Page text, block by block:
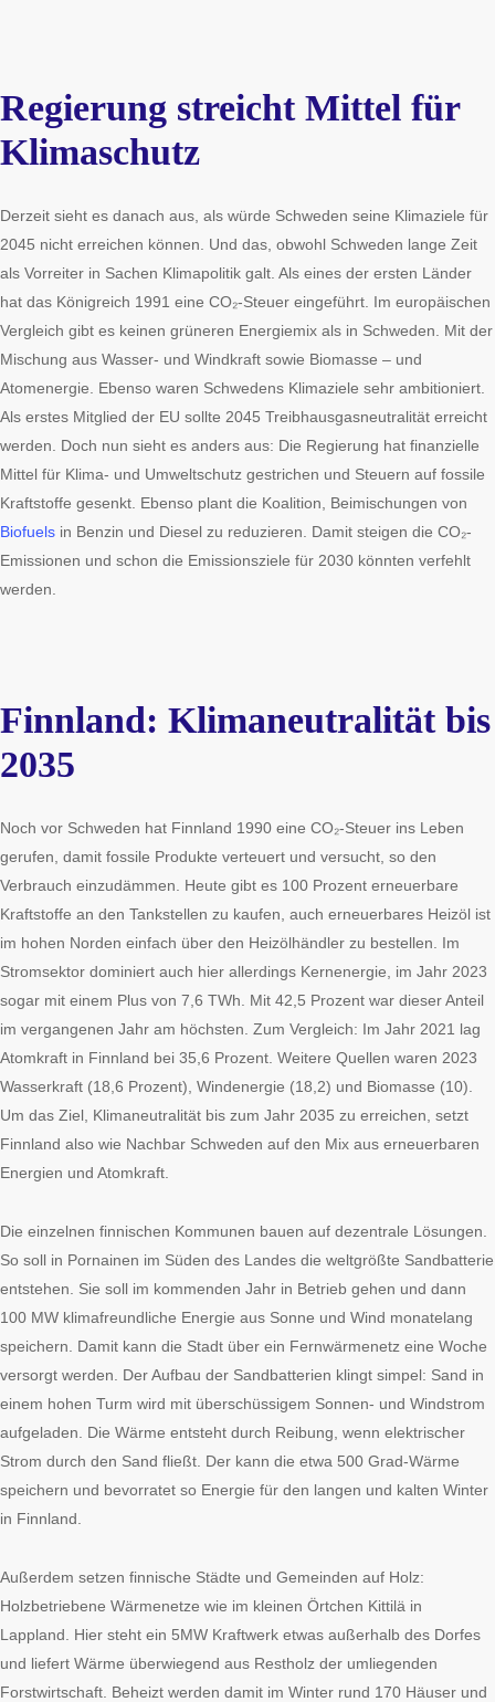
Regierung streicht Mittel für
Klimaschutz
Derzeit sieht es danach aus, als würde Schweden seine Klimaziele für
2045 nicht erreichen können. Und das, obwohl Schweden lange Zeit
als Vorreiter in Sachen Klimapolitik galt. Als eines der ersten Länder
hat das Königreich 1991 eine CO₂-Steuer eingeführt. Im europäischen
Vergleich gibt es keinen grüneren Energiemix als in Schweden. Mit der
Mischung aus Wasser- und Windkraft sowie Biomasse – und
Atomenergie. Ebenso waren Schwedens Klimaziele sehr ambitioniert.
Als erstes Mitglied der EU sollte 2045 Treibhausgasneutralität erreicht
werden. Doch nun sieht es anders aus: Die Regierung hat finanzielle
Mittel für Klima- und Umweltschutz gestrichen und Steuern auf fossile
Kraftstoffe gesenkt. Ebenso plant die Koalition, Beimischungen von
Biofuels in Benzin und Diesel zu reduzieren. Damit steigen die CO₂-
Emissionen und schon die Emissionsziele für 2030 könnten verfehlt
werden.
Finnland: Klimaneutralität bis
2035
Noch vor Schweden hat Finnland 1990 eine CO₂-Steuer ins Leben
gerufen, damit fossile Produkte verteuert und versucht, so den
Verbrauch einzudämmen. Heute gibt es 100 Prozent erneuerbare
Kraftstoffe an den Tankstellen zu kaufen, auch erneuerbares Heizöl ist
im hohen Norden einfach über den Heizölhändler zu bestellen. Im
Stromsektor dominiert auch hier allerdings Kernenergie, im Jahr 2023
sogar mit einem Plus von 7,6 TWh. Mit 42,5 Prozent war dieser Anteil
im vergangenen Jahr am höchsten. Zum Vergleich: Im Jahr 2021 lag
Atomkraft in Finnland bei 35,6 Prozent. Weitere Quellen waren 2023
Wasserkraft (18,6 Prozent), Windenergie (18,2) und Biomasse (10).
Um das Ziel, Klimaneutralität bis zum Jahr 2035 zu erreichen, setzt
Finnland also wie Nachbar Schweden auf den Mix aus erneuerbaren
Energien und Atomkraft.
Die einzelnen finnischen Kommunen bauen auf dezentrale Lösungen.
So soll in Pornainen im Süden des Landes die weltgrößte Sandbatterie
entstehen. Sie soll im kommenden Jahr in Betrieb gehen und dann
100 MW klimafreundliche Energie aus Sonne und Wind monatelang
speichern. Damit kann die Stadt über ein Fernwärmenetz eine Woche
versorgt werden. Der Aufbau der Sandbatterien klingt simpel: Sand in
einem hohen Turm wird mit überschüssigem Sonnen- und Windstrom
aufgeladen. Die Wärme entsteht durch Reibung, wenn elektrischer
Strom durch den Sand fließt. Der kann die etwa 500 Grad-Wärme
speichern und bevorratet so Energie für den langen und kalten Winter
in Finnland.
Außerdem setzen finnische Städte und Gemeinden auf Holz:
Holzbetriebene Wärmenetze wie im kleinen Örtchen Kittilä in
Lappland. Hier steht ein 5MW Kraftwerk etwas außerhalb des Dorfes
und liefert Wärme überwiegend aus Restholz der umliegenden
Forstwirtschaft. Beheizt werden damit im Winter rund 170 Häuser und